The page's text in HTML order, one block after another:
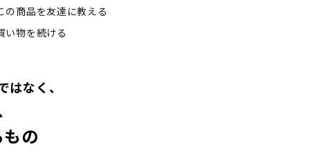
の商品を友達に教える
い物を続ける
なく、
の